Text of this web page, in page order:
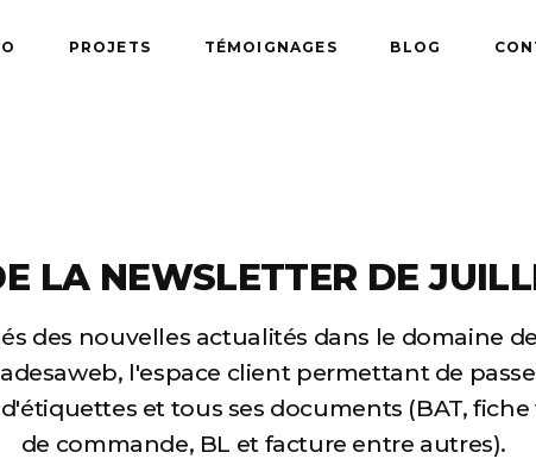
PROJETS TÉMOIGNAGES BLOG
LA NEWSLETTER DE
des nouvelles actualités dans le domaine
l'espace client permettant de
et tous ses documents (BAT,
de commande, BL et facture entre autres).